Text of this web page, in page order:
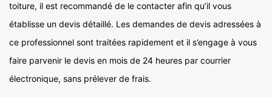
toiture, il est recommandé de le contacter afin qu’il vous
établisse un devis détaillé. Les demandes de devis adressées à
ce professionnel sont traitées rapidement et il s’engage à vous
faire parvenir le devis en mois de 24 heures par courrier
électronique, sans prélever de frais.